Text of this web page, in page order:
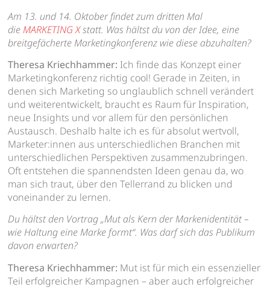
Am 13. und 14. Oktober findet zum dritten Mal
dieMARKETING Xstatt. Was hältst du von der Idee, eine
breitgefächerte Marketingkonferenz wie diese abzuhalten?
Theresa Kriechhammer: Ich finde das Konzept einer
Marketingkonferenz richtig cool! Gerade in Zeiten, in
denen sich Marketing so unglaublich schnell verändert
und weiterentwickelt, braucht es Raum für Inspiration,
neue Insights und vor allem für den persönlichen
Austausch. Deshalb halte ich es für absolut wertvoll,
Marketer:innen aus unterschiedlichen Branchen mit
unterschiedlichen Perspektiven zusammenzubringen.
Oft entstehen die spannendsten Ideen genau da, wo
man sich traut, über den Tellerrand zu blicken und
voneinander zu lernen.
Du hältst den Vortrag „Mut als Kern der Markenidentität –
wie Haltung eine Marke formt“. Was darf sich das Publikum
davon erwarten?
Theresa Kriechhammer: Mut ist für mich ein essenzieller
Teil erfolgreicher Kampagnen – aber auch erfolgreicher